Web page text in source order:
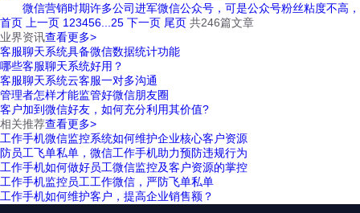
微信营销时期许多公司进军微信公众号，可是公众号粉丝粘度不高
首页
上一页 1 23456 25 下一页 尾页 共246篇文章
业界资讯查看更多>
客服聊天系统具备微信数据统计功能
哪些客服聊天系统好用？
客服聊天系统云客服一对多沟通
管理者怎样才能监管好微信朋友圈
客户加到微信好友，如何充分利用其价值?
相关推荐查看更多>
工作手机微信监控系统如何维护企业核心客户资源
防员工飞单私单，微信工作手机助力预防违规行为
工作手机如何做好员工微信监控及客户资源的掌控
工作手机监控员工工作微信，严防飞单私单
工作手机如何维护客户，提高企业销售额？